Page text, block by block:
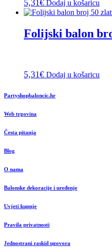
5,31€ Dodaj u košaricu
Folijski balon
5,31€ Dodaj u košaricu
Partyshopbaloncic.hr
Web trgovina
Česta pitanja
Blog
O nama
Balonske dekoracije i uređenje
Uvjeti kupnje
Pravila privatnosti
Jednostrani raskid ugovora